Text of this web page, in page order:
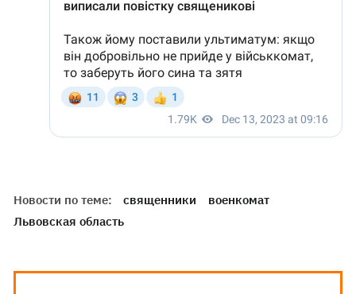
Новости по теме: священники
военкомат
Львовская область